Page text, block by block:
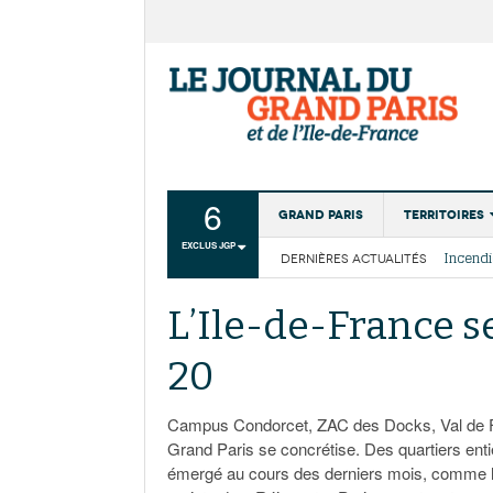
6
EXCLUS JGP
Grand Paris Territoires
Institutions
DERNIÈRES ACTUALITÉS
La
Les
L’Ile-de-France
20
Campus Condorcet, ZAC des Docks, Val de
Grand Paris se concrétise. Des quartiers
émergé au cours des derniers mois, comme